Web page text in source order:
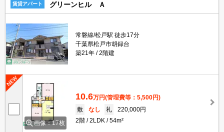
賃貸アパート グリーンヒル Ａ
常磐線/松戸駅 徒歩17分
千葉県松戸市胡録台
築21年
2階建
画像：17枚
10.6万円(管理費等：5,500円)
敷
なし 礼
220,000円
2階
2LDK 54m²